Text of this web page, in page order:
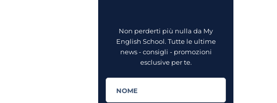
Non perderti più nulla da My
English School. Tutte le ultime
news - consigli - promozioni
esclusive per te.